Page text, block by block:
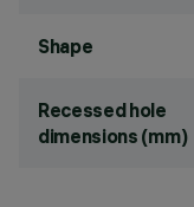
Shape
Recessed hole
dimensions (mm)